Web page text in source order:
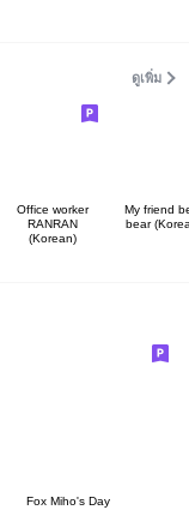
ดูเพิ่ม
Office worker
RANRAN
(Korean)
My friend
bear
Fox Miho's Day